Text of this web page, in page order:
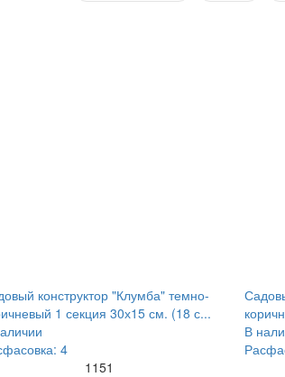
конструктор "Клумба" темно-
1 секция 30х15 см. (18 с...
4
1151
В